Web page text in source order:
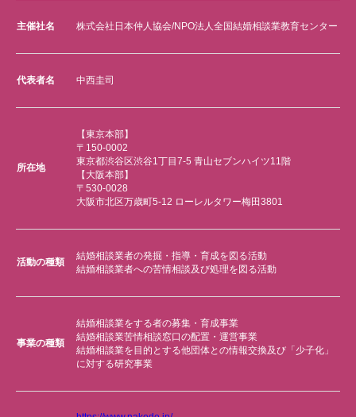
主催社名 株式会社日本仲人協会/NPO法人全国結婚相談業教育センター
代表者名 中西圭司
所在地
【東京本部】
〒150-0002
東京都渋谷区渋谷1丁目7-5 青山セブンハイツ11階
【大阪本部】
〒530-0028
大阪市北区万歳町5-12 ローレルタワー梅田3801
活動の種類
結婚相談業者の発掘・指導・育成を図る活動
結婚相談業者への苦情相談及び処理を図る活動
事業の種類
結婚相談業をする者の募集・育成事業
結婚相談業苦情相談窓口の配置・運営事業
結婚相談業を目的とする他団体との情報交換及び「少子化」
に対する研究事業